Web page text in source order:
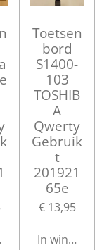
Toetsen
bord
S1400-
103
TOSHIB
A
Qwerty
Gebruik
t
201921
65e
€ 13,95
In